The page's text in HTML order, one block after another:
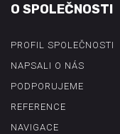
O SPOLEČNOSTI
PROFIL SPOLEČNOSTI
NAPSALI O NÁS
PODPORUJEME
REFERENCE
NAVIGACE